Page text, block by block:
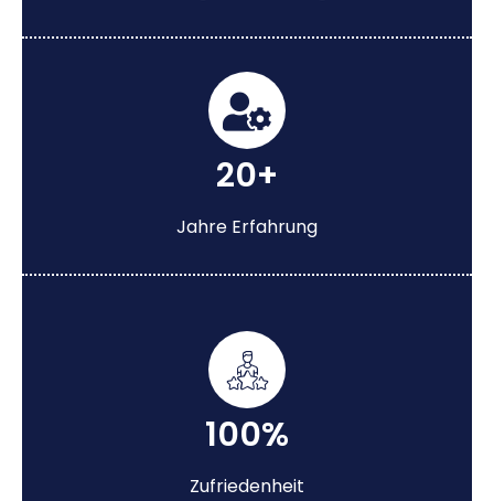
20+
Jahre Erfahrung
100%
Zufriedenheit